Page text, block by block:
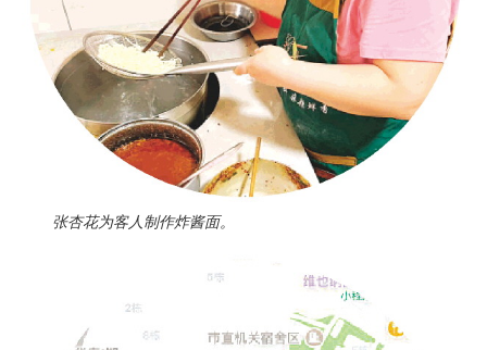
张杏花为客人制作炸酱面。